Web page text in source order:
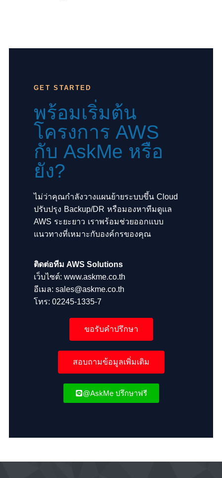
GET STARTED
พร้อมเริ่มต้น
โครงการ AWS
กับ AskMe หรือ
ยัง?
ไม่ว่าคุณกำลังวางแผนย้ายระบบขึ้น Cloud
ปรับปรุง Backup/DR หรือมองหาทีมดูแล
AWS ระยะยาว เราพร้อมช่วยออกแบบ
แนวทางที่เหมาะกับองค์กรของคุณ
ติดต่อทีม AWS Solutions
เว็บไซต์: www.askme.co.th
อีเมล: sales@askme.co.th
โทร: 02245-1335-7
ขอรับคำปรึกษา
สอบถามข้อมูลเพิ่มเติม
@AskMe ปรึกษาฟรี